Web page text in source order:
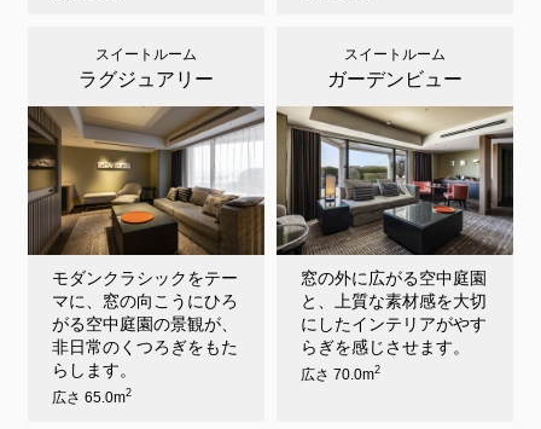
スイートルーム
ラグジュアリー
モダンクラシックをテー
マに、窓の向こうにひろ
がる空中庭園の景観が、
非日常のくつろぎをもた
らします。
広さ 65.0m2
スイートルーム
ガーデンビュー
窓の外に広がる空中庭園
と、上質な素材感を大切
にしたインテリアがやす
らぎを感じさせます。
広さ 70.0m2